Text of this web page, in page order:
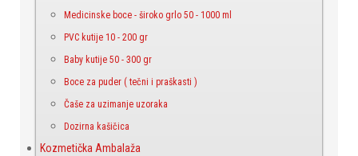
Medicinske boce - široko grlo 50 - 1000 ml
PVC kutije 10 - 200 gr
Baby kutije 50 - 300 gr
Boce za puder ( tečni i praškasti )
Čaše za uzimanje uzoraka
Dozirna kašičica
Kozmetička Ambalaža